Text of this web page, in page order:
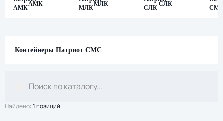
АМК
МЛК
СЛК
Контейнеры Патриот СМС
Найдено:1 позиций